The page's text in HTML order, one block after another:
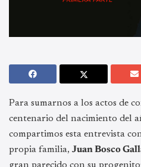
Para sumarnos a los actos de
centenario del nacimiento del
compartimos esta entrevista
propia familia, Juan Bosco
gran parecido con su